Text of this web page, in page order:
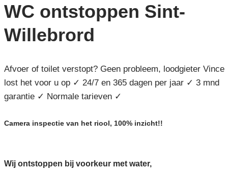
WC ontstoppen Sint-
Willebrord
Afvoer of toilet verstopt? Geen probleem, loodgieter Vince
lost het voor u op ✓ 24/7 en 365 dagen per jaar ✓ 3 mnd
garantie ✓ Normale tarieven ✓
Camera inspectie van het riool, 100% inzicht!!
Wij ontstoppen bij voorkeur met water,